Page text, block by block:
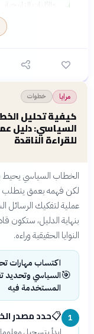
والآليات التاريخية
نزعة نقدية جريئة: لا
جعيط عن تفنيد
المشهورة
✓
أسلوب فكري
فيه الأدوات
بسلاسة
✓تغطية شاملة: يعالج
كل جوانب الفتنة
إلى موقعة الجمل
مرايا خطوات
كيفية تحليل
السياسي: دليل
للقراءة الناقدة
الخطاب السياسي يحيط
لكن فهمه بعمق يتطلب
عملية لتفكيك الرسائل
بنهاية الدليل، ستكون
النوايا الحقيقية وراءه.
🎯
اكتساب مهارات
السياسي وتحديد
المستخدمة فيه
1
📋حدد مصدر